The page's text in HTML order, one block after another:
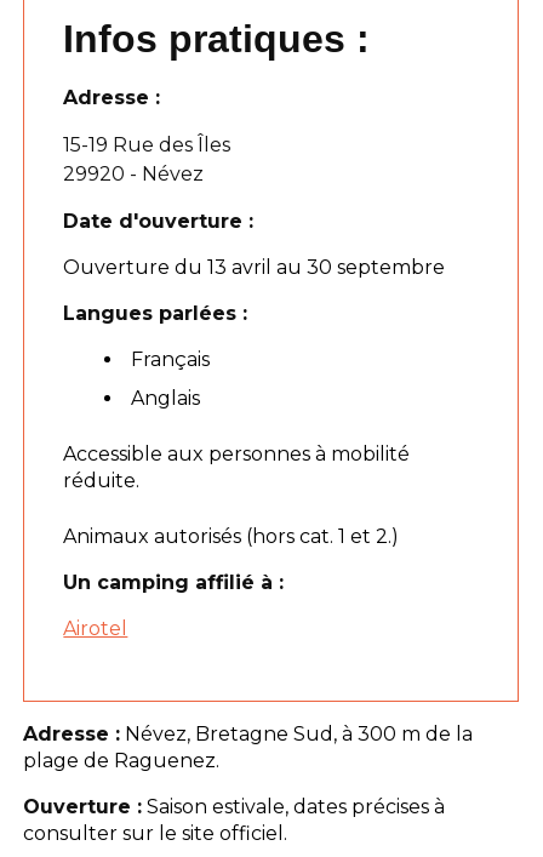
Infos pratiques :
Adresse :
15-19 Rue des Îles
29920 - Névez
Date d'ouverture :
Ouverture du 13 avril au 30 septembre
Langues parlées :
Français
Anglais
Accessible aux personnes à mobilité
réduite.
Animaux autorisés (hors cat. 1 et 2.)
Un camping affilié à :
Airotel
Adresse : Névez, Bretagne Sud, à 300 m de la
plage de Raguenez.
Ouverture : Saison estivale, dates précises à
consulter sur le site officiel.